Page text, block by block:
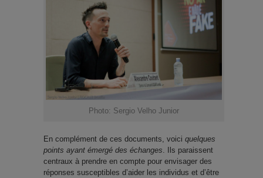
Photo: Sergio Velho Junior
En complément de ces documents, voici quelques
points ayant émergé des échanges . Ils paraissent
centraux à prendre en compte pour envisager des
réponses susceptibles d’aider les individus et d’être